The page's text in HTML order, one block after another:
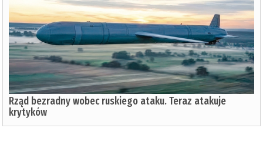
Rząd bezradny wobec ruskiego ataku. Teraz atakuje
krytyków